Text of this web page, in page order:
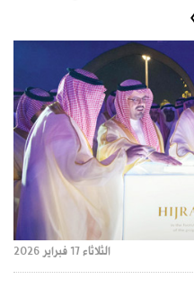
الثلاثاء 17 فبراير 2026